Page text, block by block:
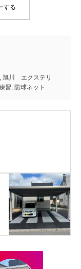
する
, 旭川 エクステリ
習, 防球ネット